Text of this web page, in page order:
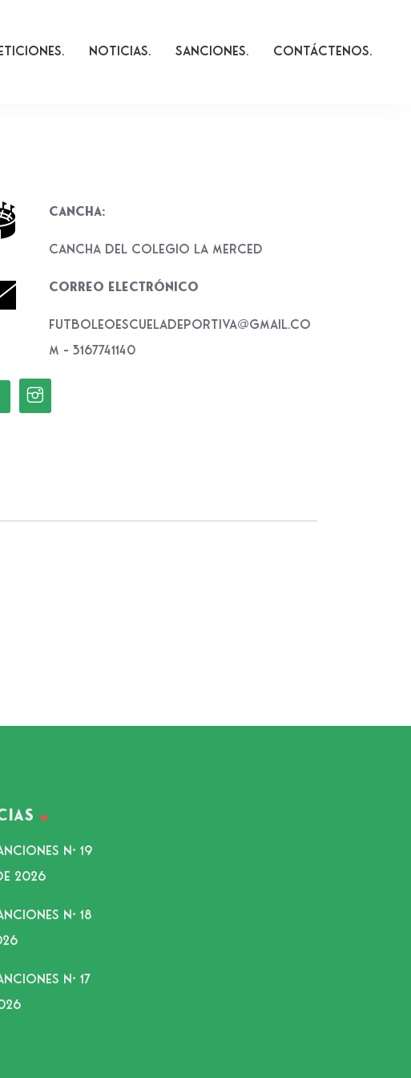
Noticias Sanciones Contáctenos
Cancha:
CANCHA DEL COLEGIO LA MERCED
Correo electrónico
futboleoescueladeportiva@gmail.co
m – 3167741140
N° 19
2026
N° 18
N° 17